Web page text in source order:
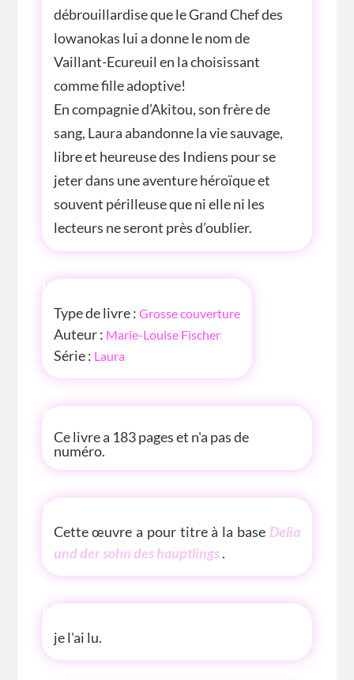
débrouillardise que le Grand Chef des
lowanokas lui a donne le nom de
Vaillant-Ecureuil en la choisissant
comme fille adoptive!
En compagnie d’Akitou, son frère de
sang, Laura abandonne la vie sauvage,
libre et heureuse des Indiens pour se
jeter dans une aventure héroïque et
souvent périlleuse que ni elle ni les
lecteurs ne seront près d’oublier.
INFOS
Type de livre : Grosse couverture
Auteur : Marie-Louise Fischer
Série : Laura
P'TITE INFOS
Ce livre a 183 pages et n'a pas de
numéro.
P'TITE(S) INFOS SUR LE LIVRE
Cette œuvre a pour titre à la base Delia
und der sohn des hauptlings.
P'TITE ANECDOTE
je l'ai lu.